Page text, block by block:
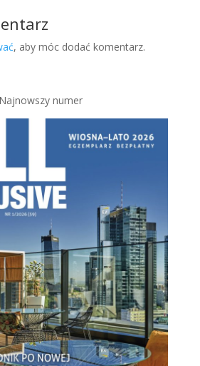
, aby móc dodać komentarz.
Najnowszy numer